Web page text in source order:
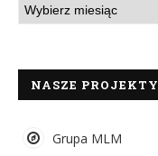
NASZE PROJEKTY
Grupa MLM